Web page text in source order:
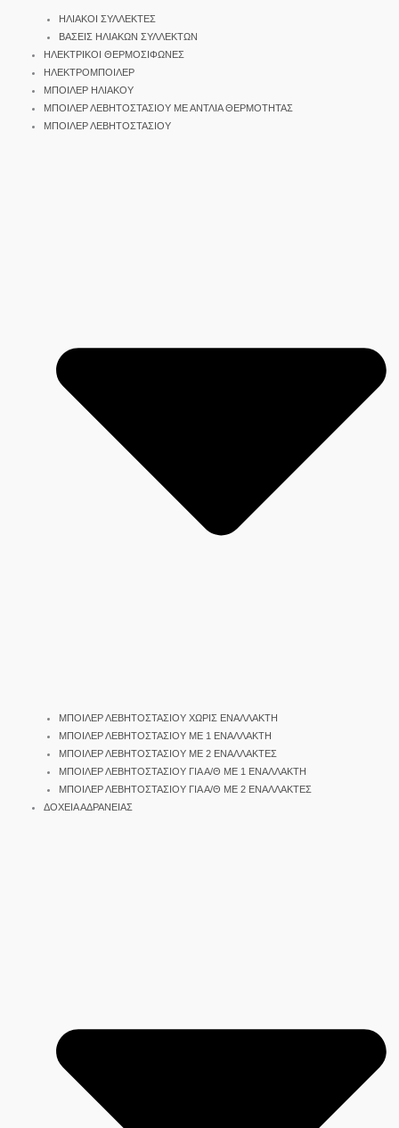
ΗΛΙΑΚΟΙ ΣΥΛΛΕΚΤΕΣ
ΒΑΣΕΙΣ ΗΛΙΑΚΩΝ ΣΥΛΛΕΚΤΩΝ
ΗΛΕΚΤΡΙΚΟΙ ΘΕΡΜΟΣΙΦΩΝΕΣ
ΗΛΕΚΤΡΟΜΠΟΙΛΕΡ
ΜΠΟΙΛΕΡ ΗΛΙΑΚΟΥ
ΜΠΟΙΛΕΡ ΛΕΒΗΤΟΣΤΑΣΙΟΥ ΜΕ ΑΝΤΛΙΑ ΘΕΡΜΟΤΗΤΑΣ
ΜΠΟΙΛΕΡ ΛΕΒΗΤΟΣΤΑΣΙΟΥ
ΜΠΟΙΛΕΡ ΛΕΒΗΤΟΣΤΑΣΙΟΥ ΧΩΡΙΣ ΕΝΑΛΛΑΚΤΗ
ΜΠΟΙΛΕΡ ΛΕΒΗΤΟΣΤΑΣΙΟΥ ΜΕ 1 ΕΝΑΛΛΑΚΤΗ
ΜΠΟΙΛΕΡ ΛΕΒΗΤΟΣΤΑΣΙΟΥ ΜΕ 2 ΕΝΑΛΛΑΚΤΕΣ
ΜΠΟΙΛΕΡ ΛΕΒΗΤΟΣΤΑΣΙΟΥ ΓΙΑ Α/Θ ΜΕ 1 ΕΝΑΛΛΑΚΤΗ
ΜΠΟΙΛΕΡ ΛΕΒΗΤΟΣΤΑΣΙΟΥ ΓΙΑ Α/Θ ΜΕ 2 ΕΝΑΛΛΑΚΤΕΣ
ΔΟΧΕΙΑ ΑΔΡΑΝΕΙΑΣ